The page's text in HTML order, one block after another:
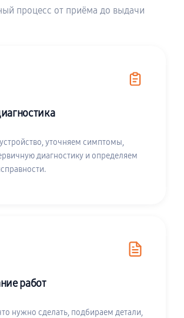
процесс от приёма до выдачи
уточняем симптомы,
диагностику и определяем
работ
нужно сделать, подбираем детали,